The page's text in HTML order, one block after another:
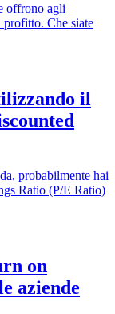
offrono agli
Che siate
il
probabilmente hai
Ratio (P/E Ratio)
on
aziende